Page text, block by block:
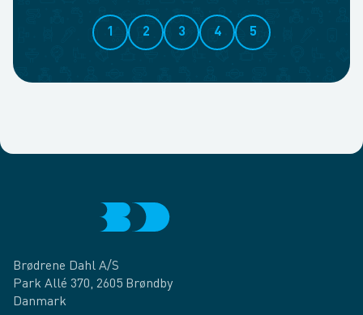
1 2 3 4 5
Brødrene Dahl A/S
Park Allé 370, 2605 Brøndby
Danmark